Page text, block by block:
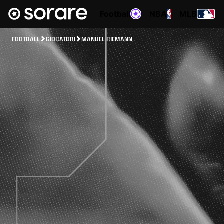
FOOTBALL GIOCATORI MANUEL RIEMANN